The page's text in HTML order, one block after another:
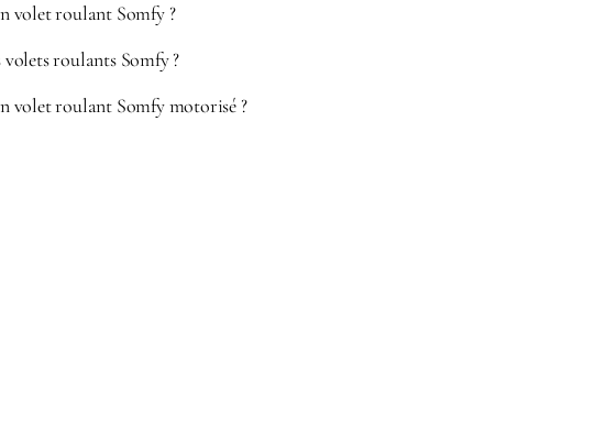
volet roulant Somfy ?
roulants Somfy ?
volet roulant Somfy motorisé ?